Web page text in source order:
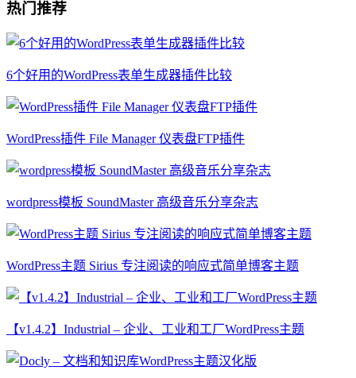
热门推荐
6个好用的WordPress表单生成器插件比较
WordPress插件 File Manager 仪表盘FTP插件
wordpress模板 SoundMaster 高级音乐分享杂志
WordPress主题 Sirius 专注阅读的响应式简单博客主题
【v1.4.2】Industrial – 企业、工业和工厂WordPress主题